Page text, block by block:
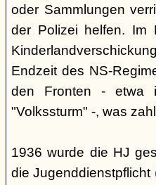
oder Sammlungen
der Polizei helfen. Im
Endzeit des NS-
den Fronten - etwa
"Volkssturm" -, was
1936 wurde die HJ
die Jugenddienstpflicht